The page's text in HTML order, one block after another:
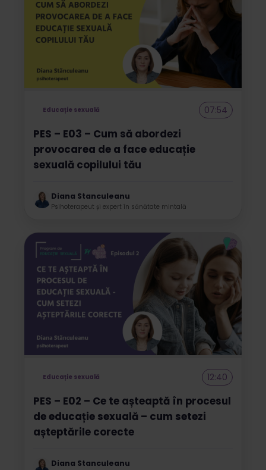
Educație sexuală 07:54
PES – E03 – Cum să abordezi
provocarea de a face educație
sexuală copilului tău
Diana Stanculeanu
Psihoterapeut și expert în sănătate mintală
Educație sexuală 12:40
PES – E02 – Ce te așteaptă în procesul
de educație sexuală – cum setezi
așteptările corecte
Diana Stanculeanu